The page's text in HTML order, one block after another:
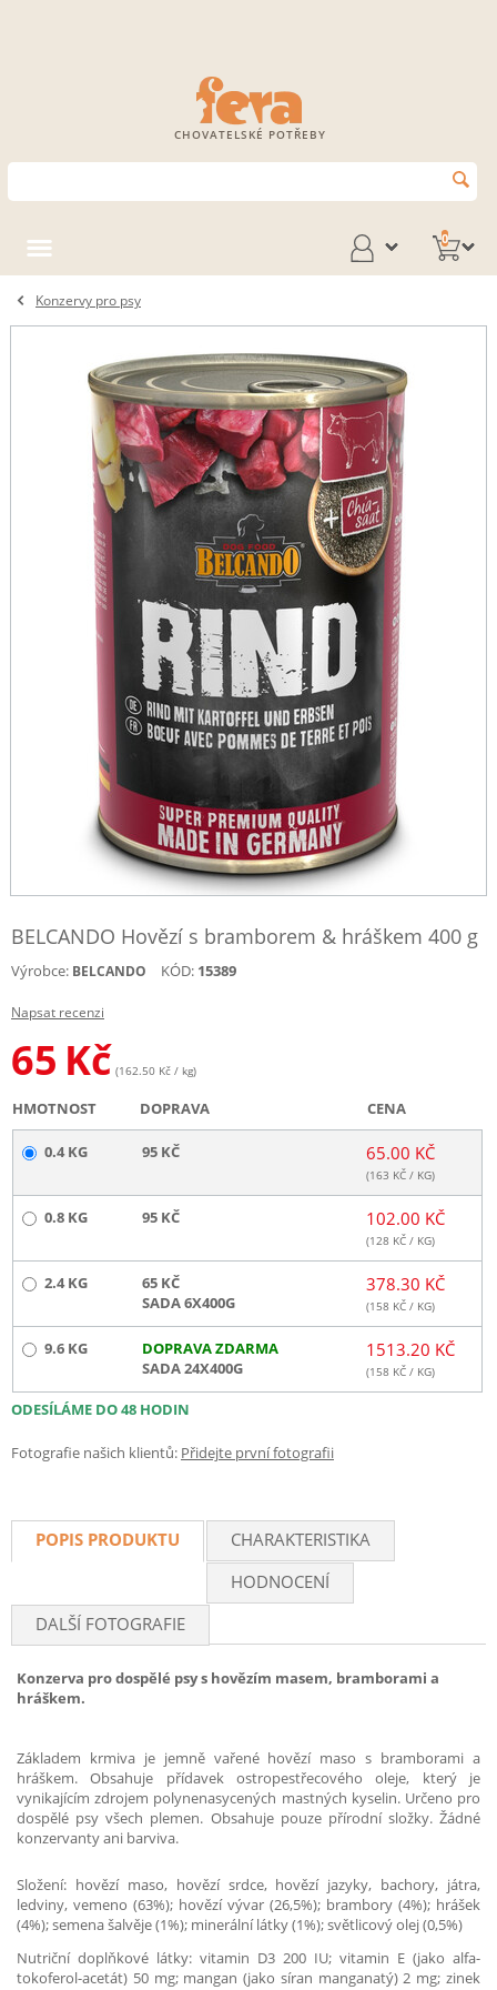
CHOVATELSKÉ POTŘEBY
0
Konzervy pro psy
BELCANDO Hovězí s bramborem & hráškem 400 g
Výrobce: BELCANDO KÓD: 15389
Napsat recenzi
65 Kč (162.50 Kč / kg)
HMOTNOST DOPRAVA CENA
0.4 KG 95 KČ 65.00 KČ
(163 KČ / KG)
0.8 KG 95 KČ 102.00 KČ
(128 KČ / KG)
2.4 KG
65 KČ
SADA 6X400G
378.30 KČ
(158 KČ / KG)
9.6 KG
DOPRAVA ZDARMA
SADA 24X400G
1513.20 KČ
(158 KČ / KG)
ODESÍLÁME DO 48 HODIN
Fotografie našich klientů: Přidejte první fotografii
POPIS PRODUKTU
CHARAKTERISTIKA
HODNOCENÍ
DALŠÍ FOTOGRAFIE
Konzerva pro dospělé psy s hovězím masem, bramborami a
hráškem.
Základem krmiva je jemně vařené hovězí maso s bramborami a
hráškem. Obsahuje přídavek ostropestřecového oleje, který je
vynikajícím zdrojem polynenasycených mastných kyselin. Určeno pro
dospělé psy všech plemen. Obsahuje pouze přírodní složky. Žádné
konzervanty ani barviva.
Složení: hovězí maso, hovězí srdce, hovězí jazyky, bachory, játra,
ledviny, vemeno (63%); hovězí vývar (26,5%); brambory (4%); hrášek
(4%); semena šalvěje (1%); minerální látky (1%); světlicový olej (0,5%)
Nutriční doplňkové látky: vitamin D3 200 IU; vitamin E (jako alfa-
tokoferol-acetát) 50 mg; mangan (jako síran manganatý) 2 mg; zinek